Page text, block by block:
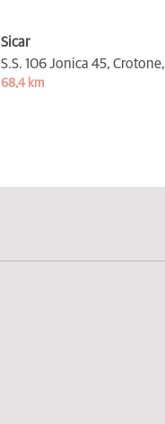
Sicar
S.S. 106 Jonica 45, Crotone,
68,4 km